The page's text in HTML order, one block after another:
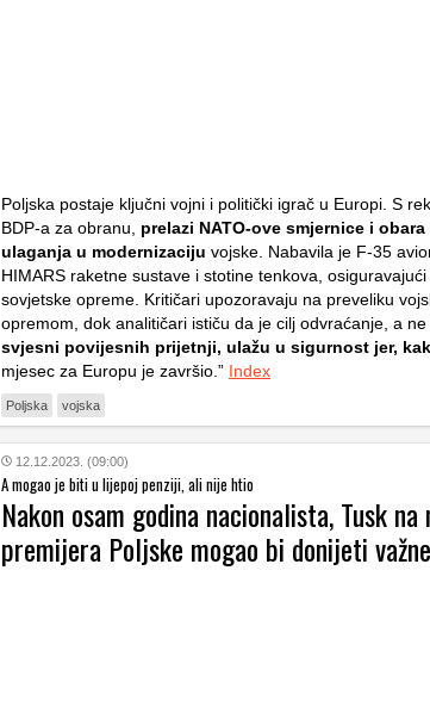
Poljska postaje ključni vojni i politički igrač u Europi. S
BDP-a za obranu, prelazi NATO-ove smjernice i
ulaganja u modernizaciju vojske. Nabavila je F-35
HIMARS raketne sustave i stotine tenkova,
sovjetske opreme. Kritičari upozoravaju na preveliku
opremom, dok analitičari ističu da je cilj odvraćanje, a ne
svjesni povijesnih prijetnji, ulažu u sigurnost jer,
mjesec za Europu je završio.” Index
Poljska vojska
12.12.2023. (09:00)
A mogao je biti u lijepoj penziji, ali nije htio
Nakon osam godina nacionalista, Tusk
premijera Poljske mogao bi donijeti